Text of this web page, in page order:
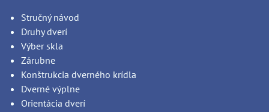
Stručný návod
Druhy dverí
Výber skla
Zárubne
Konštrukcia dverného krídla
Dverné výplne
Orientácia dverí